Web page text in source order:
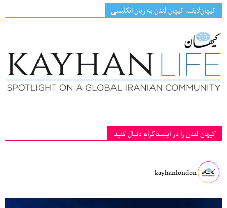
کیهان‌لایف، کیهان لندن به زبان انگلیسی
کیهان لندن را در اینستاگرام دنبال کنید
kayhanlondon